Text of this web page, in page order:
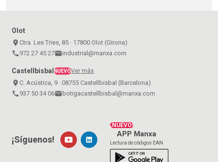
Olot
place Ctra. Les Tries, 85 · 17800 Olot (Girona)
call 972 27 45 27emailindustrial@manxa.com
CastellbisbalNUEVOVer más
place C. Acústica, 9 · 08755 Castellbisbal (Barcelona)
call 937 50 34 06emailbotigacastellbisbal@manxa.com
¡NUEVO!
APP Manxa
Lectura de códigos EAN
¡Síguenos!